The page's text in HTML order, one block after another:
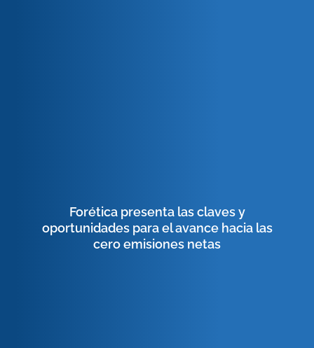
Forética presenta las claves y
oportunidades para el avance hacia las
cero emisiones netas